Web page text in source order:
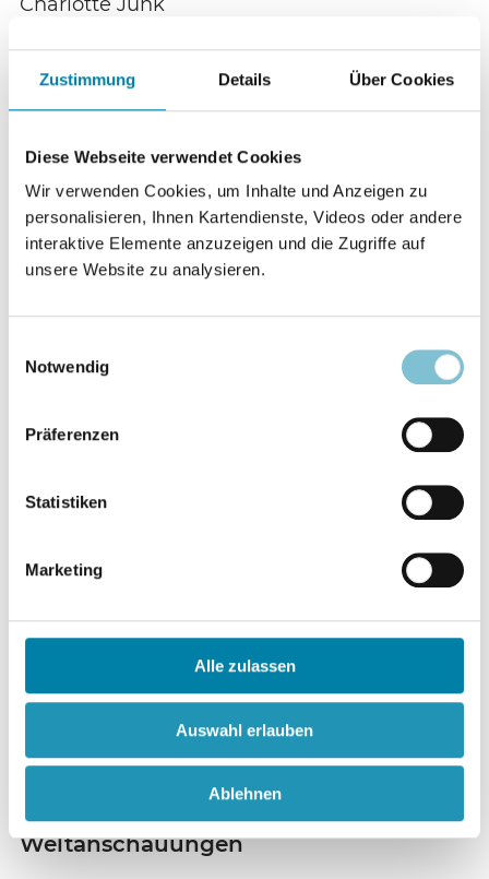
Zustimmung Details Über Cookies
Diese Webseite verwendet Cookies
Wir verwenden Cookies, um Inhalte und Anzeigen zu
personalisieren, Ihnen Kartendienste, Videos oder andere
interaktive Elemente anzuzeigen und die Zugriffe auf
unsere Website zu analysieren.
Notwendig
Präferenzen
Statistiken
Marketing
Alle zulassen
Auswahl erlauben
Ablehnen
Wie viel Religion steckt im Tradwife-Trend?
Beitrag anzeigen
Richard Zeller
Gottes Plan für Berlin
Ein Besuch im Gottesdienst von „diekreative“
Religion,
S. 225
Beitrag anzeigen
Katharina Portmann
Podcasts zu
Weltanschauungen
S. 232